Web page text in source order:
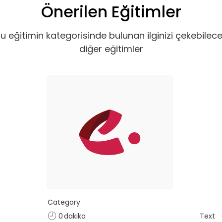
Önerilen Eğitimler
eğitimin kategorisinde bulunan ilginizi
diğer eğitimler
Category
0dakika Text